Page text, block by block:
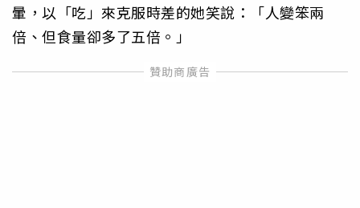
暈，以「吃」來克服時差的她笑說：「人變笨兩
倍、但食量卻多了五倍。」